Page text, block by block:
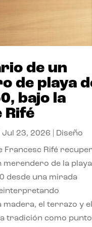
de un
de playa
bajo la
Rifé
Jul 23, 2026 Diseño
Francesc Rifé
merendero de la playa
desde una mirada
madera, el terrazo y el
tradición como punto